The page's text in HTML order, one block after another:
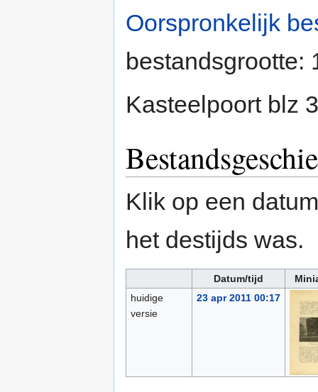
Oorspronkelijk
bestandsgrootte:
Kasteelpoort blz 3
Klik op een
het destijds was.
Datum/tijd
huidige
versie
23 apr 2011 00:17